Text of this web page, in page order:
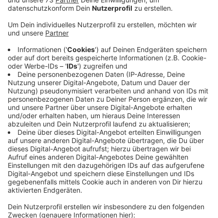
Anzeige
Anderer Fahrplan
Anzeige
Das bedeutet, dass Bahnpendler mit dem RE19 jetzt
wieder schneller ans Ziel kommen. Denn statt Bussen
sind jetzt auch wieder Züge auf der kompletten
Strecke zwischen Bocholt und Düsseldorf unterwegs.
Das war ja in den letzten Monaten eher selten der Fall.
Allerdings geht der Betreiber Vias mit einem
angepassten Fahrplan mit zum Teil geänderten
Fahrzeiten an den Start. Prüft also am besten auch
heute sicherheitshalber Eure Verbindung.